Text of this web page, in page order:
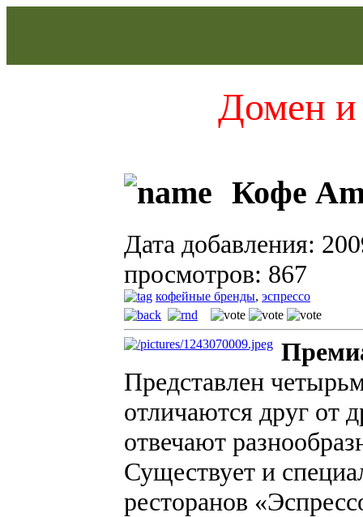
Домен и
Кофе
Дата добавления:
просмотров: 867
кофейные бренды, эспрессо
Представлен
отличаются друг от
отвечают
Существует и
ресторанов